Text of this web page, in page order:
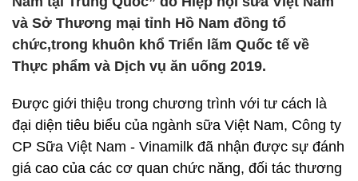
và Sở Thương mại tỉnh Hồ Nam đồng tổ
chức,trong khuôn khổ Triển lãm Quốc tế về
Thực phẩm và Dịch vụ ăn uống 2019.
Được giới thiệu trong chương trình với tư cách là
đại diện tiêu biểu của ngành sữa Việt Nam, Công ty
CP Sữa Việt Nam - Vinamilk đã nhận được sự đánh
giá cao của các cơ quan chức năng, đối tác thương